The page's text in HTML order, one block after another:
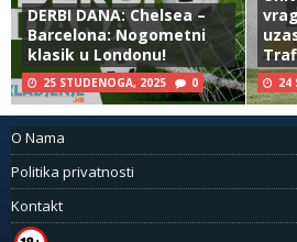
DERBI DANA: Chelsea –
Barcelona: Nogometni
klasik u Londonu!
25 STUDENOGA, 2025 0 24
O Nama
Politika privatnosti
Kontakt